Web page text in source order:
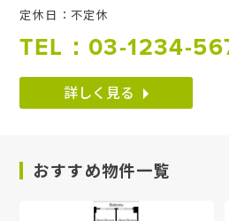
定休日
不定休
TEL：03-1234-
詳しく見る
おすすめ物件一覧